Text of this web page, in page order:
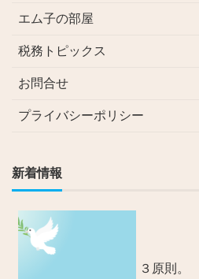
エム子の部屋
税務トピックス
お問合せ
プライバシーポリシー
新着情報
３原則。